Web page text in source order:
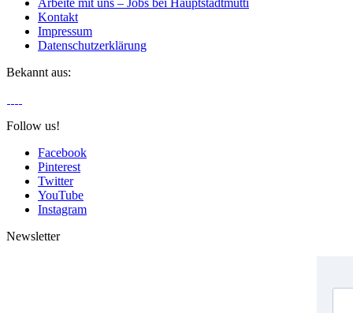
Arbeite mit uns – Jobs bei Hauptstadtmutti
Kontakt
Impressum
Datenschutzerklärung
Bekannt aus:
Follow us!
Facebook
Pinterest
Twitter
YouTube
Instagram
Newsletter